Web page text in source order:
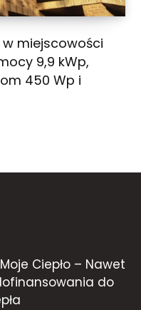
miejscowości
9,9 kWp,
450 Wp i
Ciepło – Nawet
do